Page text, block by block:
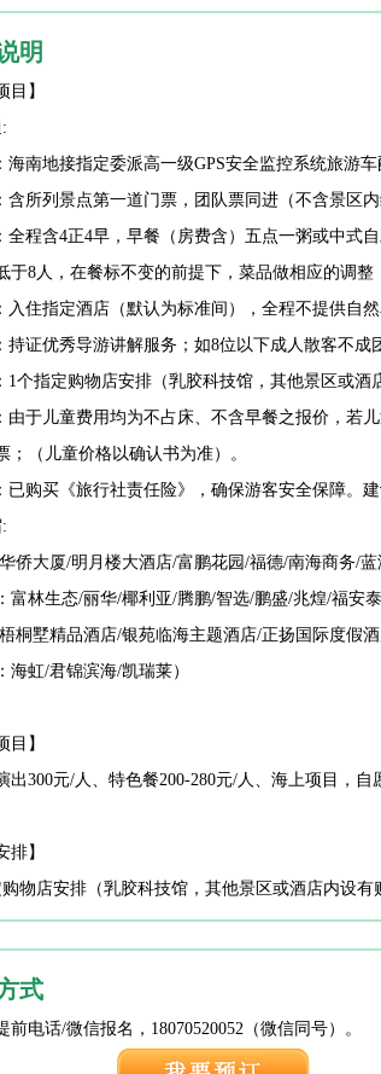
明
目】
海南地接指定委派高一级GPS安全监控系统旅游
含所列景点第一道门票，团队票同进（不含景区
全程含4正4早，早餐（房费含）五点一粥或中式
于8人，在餐标不变的前提下，菜品做相应的调
入住指定酒店（默认为标准间），全程不提供自
持证优秀导游讲解服务；如8位以下成人散客不成
1个指定购物店安排（乳胶科技馆，其他景区或
由于儿童费用均为不占床、不含早餐之报价，若
；（儿童价格以确认书为准）。
已购买《旅行社责任险》，确保游客安全保障。
侨大厦/明月楼大酒店/富鹏花园/福德/南海商务/
富林生态/丽华/椰利亚/腾鹏/智选/鹏盛/兆煌/福安
桐墅精品酒店/银苑临海主题酒店/正扬国际度假
海虹/君锦滨海/凯瑞莱）
目】
出300元/人、特色餐200-280元/人、海上项目，自
排】
购物店安排（乳胶科技馆，其他景区或酒店内设
式
前电话/微信报名，18070520052（微信同号）。